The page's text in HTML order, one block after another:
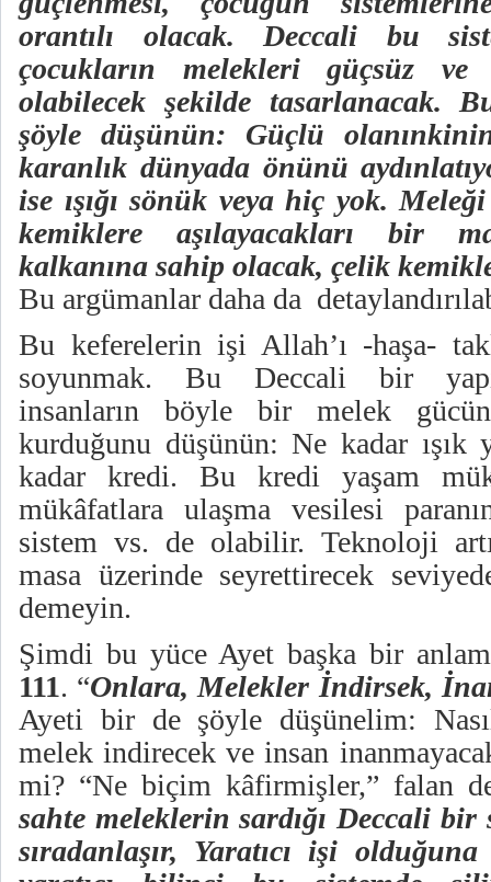
orantılı olacak. Deccali bu
çocukların melekleri güçsüz
olabilecek şekilde tasarlanacak.
şöyle düşünün: Güçlü
karanlık dünyada önünü
ise ışığı sönük veya hiç yok.
kemiklere aşılayacakları bir
kalkanına sahip olacak, çelik
Bu argümanlar daha da
Bu keferelerin işi Allah’ı -haşa-
soyunmak. Bu Deccali bir
insanların böyle bir melek
kurduğunu düşünün: Ne kadar
kadar kredi. Bu kredi yaşam
mükâfatlara ulaşma vesilesi
sistem vs. de olabilir. Teknoloji
masa üzerinde seyrettirecek
demeyin.
Şimdi bu yüce Ayet başka bir
111. “Onlara, Melekler İndirsek,
Ayeti bir de şöyle düşünelim:
melek indirecek ve insan
mi? “Ne biçim kâfirmişler,” falan
sahte meleklerin sardığı Deccali bir
sıradanlaşır, Yaratıcı işi